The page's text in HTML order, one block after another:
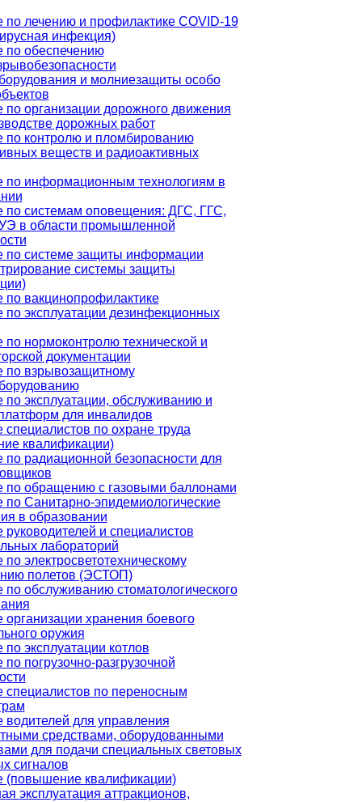
по лечению и профилактике COVID-19
инфекция)
по обеспечению
и молниезащиты особо
по организации дорожного движения
дорожных работ
по контролю и пломбированию
веществ и радиоактивных
по информационным технологиям в
по системам оповещения: ДГС, ГГС,
в области промышленной
по системе защиты информации
системы защиты
по вакцинопрофилактике
по эксплуатации дезинфекционных
по нормоконтролю технической и
документации
по взрывозащитному
по эксплуатации, обслуживанию и
для инвалидов
специалистов по охране труда
квалификации)
по радиационной безопасности для
по обращению с газовыми баллонами
по Санитарно-эпидемиологические
в образовании
руководителей и специалистов
лабораторий
электросветотехническому
полетов (ЭСТОП)
по обслуживанию стоматологического
организации хранения боевого
оружия
эксплуатации котлов
погрузочно-разгрузочной
специалистов по переносным
водителей для управления
средствами, оборудованными
для подачи специальных световых
сигналов
(повышение квалификации)
эксплуатация аттракционов,